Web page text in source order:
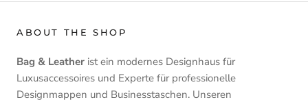
ABOUT THE SHOP
Bag & Leather ist ein modernes Designhaus für
Luxusaccessoires und Experte für professionelle
Designmappen und Businesstaschen. Unseren